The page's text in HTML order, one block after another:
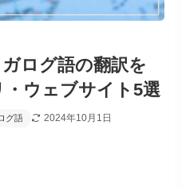
ガログ語の翻訳を
ウェブサイト5選
グ語 2024年10月1日